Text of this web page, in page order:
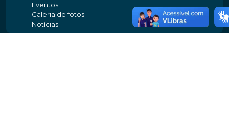
Eventos
Galeria de fotos
Notícias